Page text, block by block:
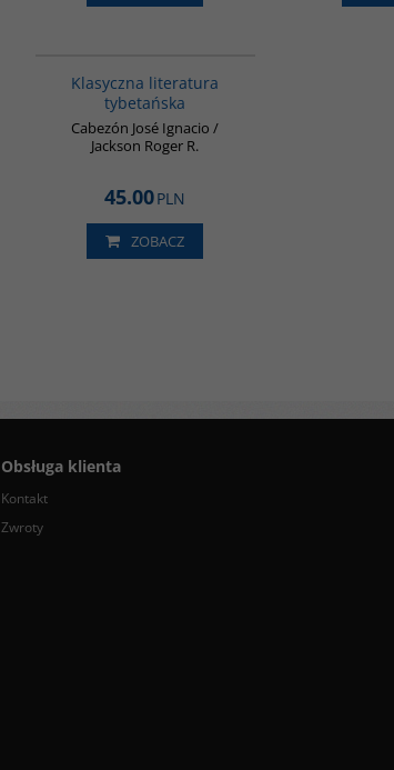
Klasyczna literatura
tybetańska
Cabezón José Ignacio /
Jackson Roger R.
45.00PLN
ZOBACZ
Obsługa klienta
Kontakt
Zwroty